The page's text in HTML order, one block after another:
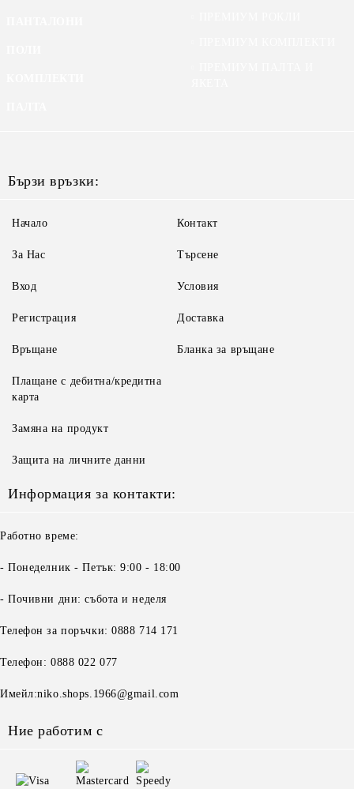
Бързи връзки:
Начало
За Нас
Вход
Регистрация
Контакт
Търсене
Условия
Доставка
Връщане
Плащане с дебитна/кредитна
карта
Замяна на продукт
Защита на личните данни
Бланка за връщане
Информация за контакти:
Работно време:
- Понеделник - Петък: 9:00 - 18:00
- Почивни дни: събота и неделя
Телефон за поръчки: 0888 714 171
Телефон: 0888 022 077
Имейл:niko.shops.1966@gmail.com
Ние работим с